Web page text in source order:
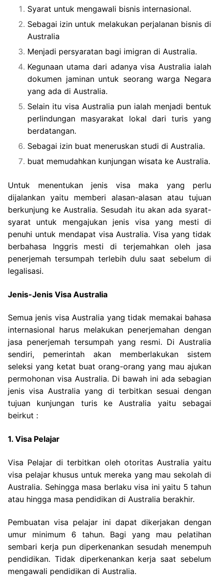
Syarat untuk mengawali bisnis internasional.
Sebagai izin untuk melakukan perjalanan bisnis di
Australia
Menjadi persyaratan bagi imigran di Australia.
Kegunaan utama dari adanya visa Australia ialah
dokumen jaminan untuk seorang warga Negara
yang ada di Australia.
Selain itu visa Australia pun ialah menjadi bentuk
perlindungan masyarakat lokal dari turis yang
berdatangan.
Sebagai izin buat meneruskan studi di Australia.
buat memudahkan kunjungan wisata ke Australia.
Untuk menentukan jenis visa maka yang perlu
dijalankan yaitu memberi alasan-alasan atau tujuan
berkunjung ke Australia. Sesudah itu akan ada syarat-
syarat untuk mengajukan jenis visa yang mesti di
penuhi untuk mendapat visa Australia. Visa yang tidak
berbahasa Inggris mesti di terjemahkan oleh jasa
penerjemah tersumpah terlebih dulu saat sebelum di
legalisasi.
Jenis-Jenis Visa Australia
Semua jenis visa Australia yang tidak memakai bahasa
internasional harus melakukan penerjemahan dengan
jasa penerjemah tersumpah yang resmi. Di Australia
sendiri, pemerintah akan memberlakukan sistem
seleksi yang ketat buat orang-orang yang mau ajukan
permohonan visa Australia. Di bawah ini ada sebagian
jenis visa Australia yang di terbitkan sesuai dengan
tujuan kunjungan turis ke Australia yaitu sebagai
beirkut :
1. Visa Pelajar
Visa Pelajar di terbitkan oleh otoritas Australia yaitu
visa pelajar khusus untuk mereka yang mau sekolah di
Australia. Sehingga masa berlaku visa ini yaitu 5 tahun
atau hingga masa pendidikan di Australia berakhir.
Pembuatan visa pelajar ini dapat dikerjakan dengan
umur minimum 6 tahun. Bagi yang mau pelatihan
sembari kerja pun diperkenankan sesudah menempuh
pendidikan. Tidak diperkenankan kerja saat sebelum
mengawali pendidikan di Australia.